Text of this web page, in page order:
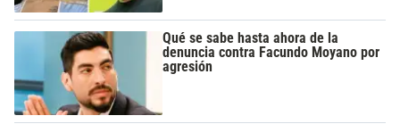
Qué se sabe hasta ahora de la
denuncia contra Facundo Moyano por
agresión